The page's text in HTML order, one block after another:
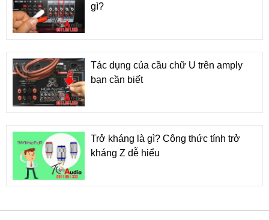
gì?
Tác dụng của cầu chữ U trên amply
bạn cần biết
Trở kháng là gì? Công thức tính trở
kháng Z dễ hiểu